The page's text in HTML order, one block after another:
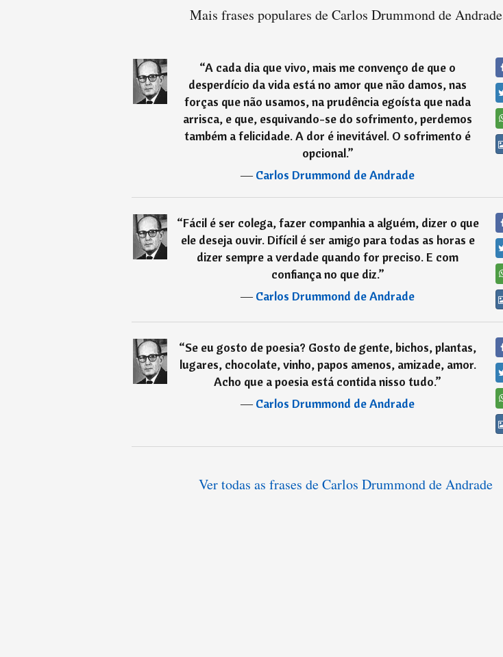
Mais frases populares de Carlos Drummond de Andrade
“A cada dia que vivo, mais me convenço de que o
desperdício da vida está no amor que não damos, nas
forças que não usamos, na prudência egoísta que nada
arrisca, e que, esquivando-se do sofrimento, perdemos
também a felicidade. A dor é inevitável. O sofrimento é
opcional.”
―Carlos Drummond de Andrade
“Fácil é ser colega, fazer companhia a alguém, dizer o que
ele deseja ouvir. Difícil é ser amigo para todas as horas e
dizer sempre a verdade quando for preciso. E com
confiança no que diz.”
―Carlos Drummond de Andrade
“Se eu gosto de poesia? Gosto de gente, bichos, plantas,
lugares, chocolate, vinho, papos amenos, amizade, amor.
Acho que a poesia está contida nisso tudo.”
―Carlos Drummond de Andrade
Ver todas as frases de Carlos Drummond de Andrade